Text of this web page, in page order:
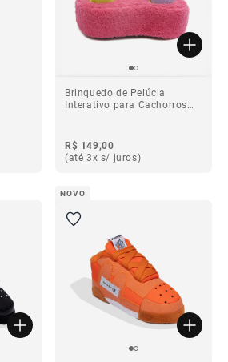
Brinquedo de Pelúcia
Interativo para Cachorros
R$ 149,00
(até 3x s/ juros)
NOVO